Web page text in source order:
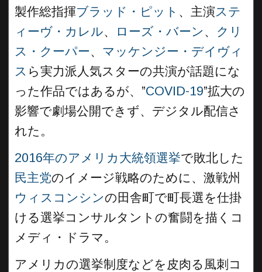
製作総指揮ブラッド・ピット 、主演ステ
ィーヴ・カレル、 ローズ・バーン 、 クリ
ス・クーパー、 マッケンジー・デイヴィ
ス ら実力派人気スターの共演が話題にな
った作品ではあるが、”COVID-19”拡大の
影響で劇場公開できず、デジタル配信さ
れた。
2016年のアメリカ大統領選挙で敗北した
民主党のイメージ戦略のために、激戦州
ウィスコンシンの田舎町で町長選を仕掛
ける選挙コンサルタントの奮闘を描くコ
メディ・ドラマ。
アメリカの選挙制度などを皮肉る風刺コ